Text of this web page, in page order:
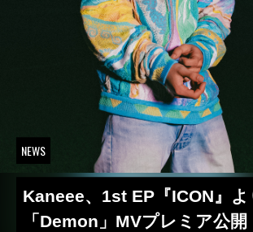
NEWS
Kaneee、1st EP『ICON』よ
「Demon」MVプレミア公開